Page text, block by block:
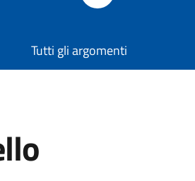
Tutti gli argomenti